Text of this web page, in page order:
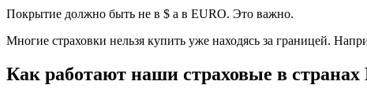
Покрытие должно быть не в $ а в EURO. Это важно.
Многие страховки нельзя купить уже находясь за границей.
Как работают наши страховые в